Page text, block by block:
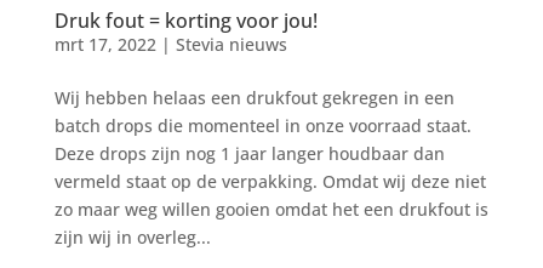
Druk fout = korting voor jou!
mrt 17, 2022| Stevia nieuws
Wij hebben helaas een drukfout gekregen in een
batch drops die momenteel in onze voorraad staat.
Deze drops zijn nog 1 jaar langer houdbaar dan
vermeld staat op de verpakking. Omdat wij deze niet
zo maar weg willen gooien omdat het een drukfout is
zijn wij in overleg...